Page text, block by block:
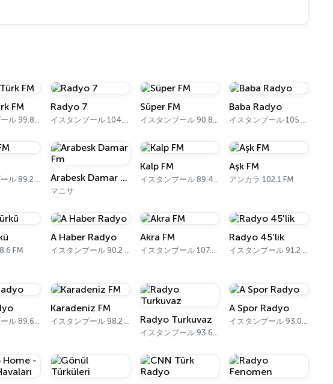
FM
イスタンブール 99.8 FM
Radyo 7
イスタンブール 104.6 FM
Süper FM
イスタンブール 90.8 FM
Baba Radyo
イスタンブール 105.6 FM
イスタンブール 89.2 FM Arabesk Damar Fm
マニサ
Kalp FM
イスタンブール 89.4 FM
Aşk FM
アンカラ 102.1 FM
FM
A Haber Radyo
イスタンブール 90.2 FM
Akra FM
イスタンブール 107.6 FM
Radyo 45'lik
イスタンブール 91.2 FM
イスタンブール 89.6 FM
Karadeniz FM
イスタンブール 98.2 FM Radyo Turkuvaz
イスタンブール 93.6 FM
A Spor Radyo
イスタンブール 93.0 FM